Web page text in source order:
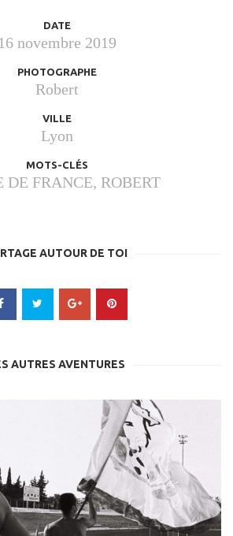
DATE
16 novembre 2019
PHOTOGRAPHE
Robert
VILLE
Lyon
MOTS-CLÉS
DE FRANCE, ROBERT
AUTOUR DE TOI
AUTRES AVENTURES